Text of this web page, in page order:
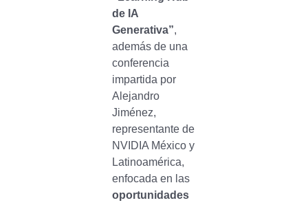
de IA
Generativa”,
además de una
conferencia
impartida por
Alejandro
Jiménez,
representante de
NVIDIA México y
Latinoamérica,
enfocada en las
oportunidades